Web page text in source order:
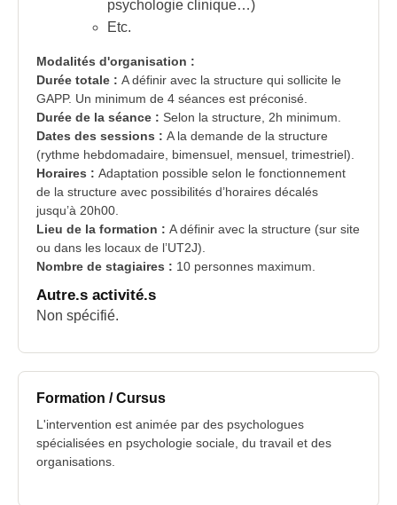
psychologie clinique…)
Etc.
Modalités d'organisation :
Durée totale : A définir avec la structure qui sollicite le
GAPP. Un minimum de 4 séances est préconisé.
Durée de la séance : Selon la structure, 2h minimum.
Dates des sessions : A la demande de la structure
(rythme hebdomadaire, bimensuel, mensuel, trimestriel).
Horaires : Adaptation possible selon le fonctionnement
de la structure avec possibilités d’horaires décalés
jusqu’à 20h00.
Lieu de la formation : A définir avec la structure (sur site
ou dans les locaux de l’UT2J).
Nombre de stagiaires : 10 personnes maximum.
Autre.s activité.s
Non spécifié.
Formation / Cursus
L'intervention est animée par des psychologues
spécialisées en psychologie sociale, du travail et des
organisations.